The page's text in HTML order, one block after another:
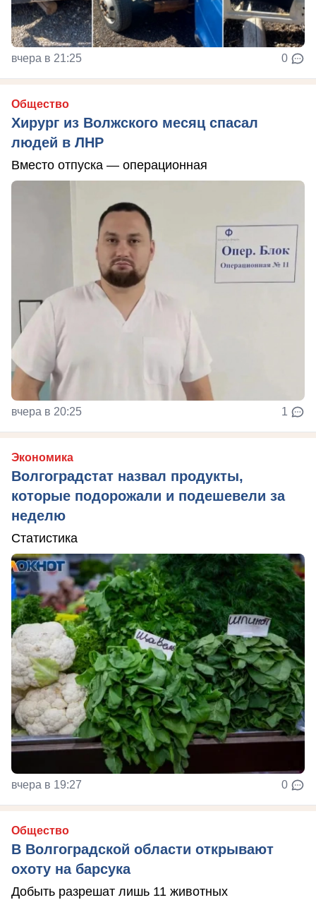
вчера в 21:25 0
Общество
Хирург из Волжского месяц спасал
людей в ЛНР
Вместо отпуска — операционная
вчера в 20:25 1
Экономика
Волгоградстат назвал продукты,
которые подорожали и подешевели за
неделю
Статистика
вчера в 19:27 0
Общество
В Волгоградской области открывают
охоту на барсука
Добыть разрешат лишь 11 животных